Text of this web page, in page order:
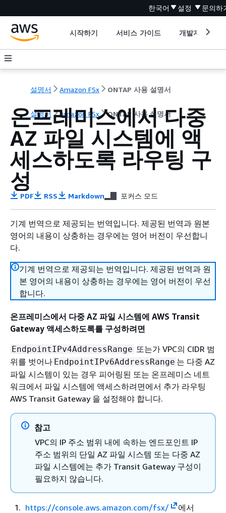
한국어 설정 문의하
시작하기 서비스 가이드 개발자 도구
설명서 Amazon FSx ONTAP 사용 설명서
설명서 Amazon FSx ONTAP 사용 설명서
온프레미스에서 다중
AZ 파일 시스템에 액
세스하도록 라우팅 구
성
PDF RSS Markdown 포커스 모드
기계 번역으로 제공되는 번역입니다. 제공된 번역과 원본
영어의 내용이 상충하는 경우에는 영어 버전이 우선합니
다.
기계 번역으로 제공되는 번역입니다. 제공된 번역과 원
본 영어의 내용이 상충하는 경우에는 영어 버전이 우선
합니다.
온프레미스에서 다중 AZ 파일 시스템에 AWS Transit
Gateway 액세스하도록를 구성하려면
EndpointIPv4AddressRange 또는가 VPC의 CIDR 범
위를 벗어나 EndpointIPv6AddressRange 는 다중 AZ
파일 시스템이 있는 경우 피어링된 또는 온프레미스 네트
워크에서 파일 시스템에 액세스하려면에서 추가 라우팅
AWS Transit Gateway 을 설정해야 합니다.
참고
VPC의 IP 주소 범위 내에 속하는 엔드포인트 IP
주소 범위의 단일 AZ 파일 시스템 또는 다중 AZ
파일 시스템에는 추가 Transit Gateway 구성이
필요하지 않습니다.
https://console.aws.amazon.com/fsx/
에서